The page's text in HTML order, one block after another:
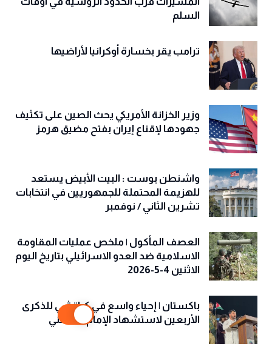
السلم
ترامب يقر بخسارة أوكرانيا لأراضيها
وزير الخزانة الأمريكي يحث الصين على تكثيف
جهودها لإقناع إيران بفتح مضيق هرمز
واشنطن بوست : البيت الأبيض يستعد
للهزيمة المحتملة للجمهوريين في انتخابات
تشرين الثاني / نوفمبر
العصف المأكول | ملخص عمليات المقاومة
الاسلامية ضد العدو الاسرائيلي بتاريخ اليوم
الاثنين 4-5-2026
باكستان | إحياء واسع في كراتشي للذكرى
الأربعين لاستشهاد الإمام الخامنئي